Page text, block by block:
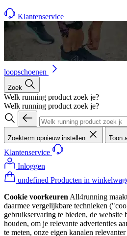
Klantenservice
loopschoenen
Zoek
Welk running product zoek je?
Welk running product zoek je?
Zoekterm opnieuw instellen Toon
Klantenservice
Inloggen
undefined Producten in
Cookie voorkeuren All4running
daarmee vergelijkbare technieken
gebruikservaring te bieden, de website
houden, om je relevante advertenties
te meten, onze eigen kanalen